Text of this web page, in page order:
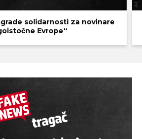
solidarnosti za novinare
Evrope“